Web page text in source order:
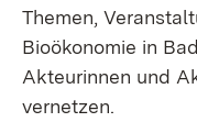
Themen,
Bioökonomie in
Akteurinnen und
vernetzen.